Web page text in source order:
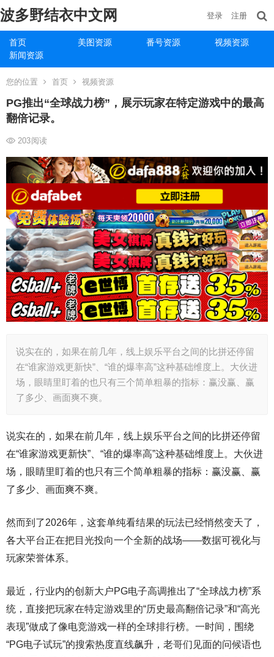
波多野结衣中文网
首页 美图资源 番号资源
视频资源
新闻资源
登录 注册
您的位置 首页 视频资源
PG推出“全球战力榜”，展示玩家在特定游戏中的最高
翻倍记录。
203阅读
说实在的，如果在前几年，线上娱乐平台之间的比拼还停留
在“谁家游戏更新快”、“谁的爆率高”这种基础维度上。大伙进
场，眼睛里盯着的也只有三个简单粗暴的指标：赢没赢、赢
了多少、画面爽不爽。
说实在的，如果在前几年，线上娱乐平台之间的比拼还停留
在“谁家游戏更新快”、“谁的爆率高”这种基础维度上。大伙进
场，眼睛里盯着的也只有三个简单粗暴的指标：赢没赢、赢
了多少、画面爽不爽。
然而到了2026年，这套单纯看结果的玩法已经悄然变天了，
各大平台正在把目光投向一个全新的战场——数据可视化与
玩家荣誉体系。
最近，行业内的创新大户PG电子高调推出了“全球战力榜”系
统，直接把玩家在特定游戏里的“历史最高翻倍记录”和“高光
表现”做成了像电竞游戏一样的全球排行榜。一时间，围绕
“PG电子试玩”的搜索热度直线飙升，老哥们见面的问候语也